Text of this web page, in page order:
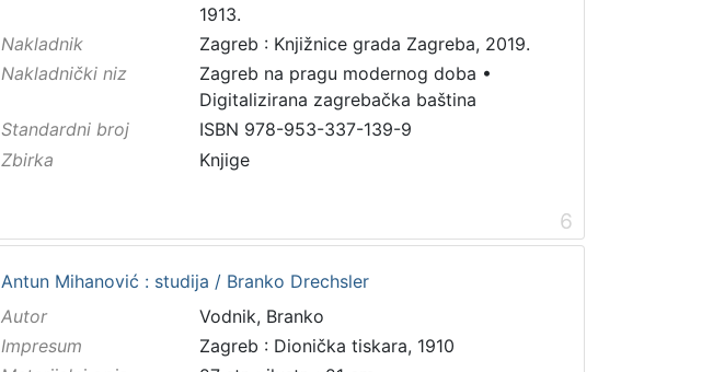
1913.
Nakladnik
Zagreb : Knjižnice grada Zagreba, 2019.
Nakladnički niz
Zagreb na pragu modernog doba •
Digitalizirana zagrebačka baština
Standardni broj
ISBN 978-953-337-139-9
Zbirka
Knjige
6
Antun Mihanović : studija / Branko Drechsler
Autor
Vodnik, Branko
Impresum
Zagreb : Dionička tiskara, 1910